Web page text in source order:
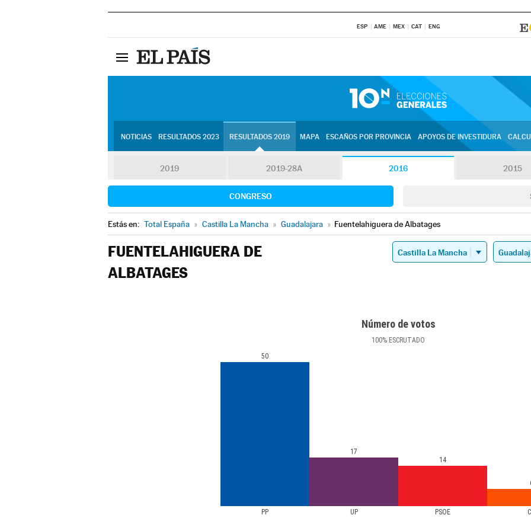
ESP AME MEX CAT ENG
NOTICIAS RESULTADOS 2023 RESULTADOS 2019 MAPA ESCAÑOS POR PROVINCIA APOYOS DE INVESTIDURA
2019 2019-28A 2016 2015
CONGRESO
Estás en: Total España » Castilla La Mancha » Guadalajara » Fuentelahiguera de Albatages
FUENTELAHIGUERA DE
ALBATAGES
Número de votos
100% ESCRUTADO
PP UP PSOE
50
17
14